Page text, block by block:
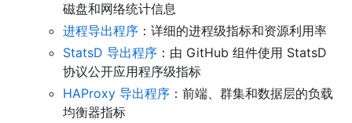
磁盘和网络统计信息
进程导出程序 ：详细的进程级指标和资源利用率
StatsD 导出程序 ：由 GitHub 组件使用 StatsD
协议公开应用程序级指标
HAProxy 导出程序 ：前端、群集和数据层的负载
均衡器指标